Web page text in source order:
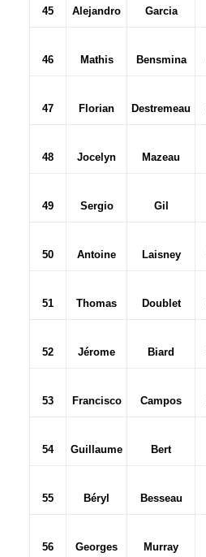
45 Alejandro Garcia
46 Mathis Bensmina
47 Florian Destremeau
48 Jocelyn Mazeau
49 Sergio Gil
50 Antoine Laisney
51 Thomas Doublet
52 Jérome Biard
53 Francisco Campos
54 Guillaume Bert
55 Béryl Besseau
56 Georges Murray